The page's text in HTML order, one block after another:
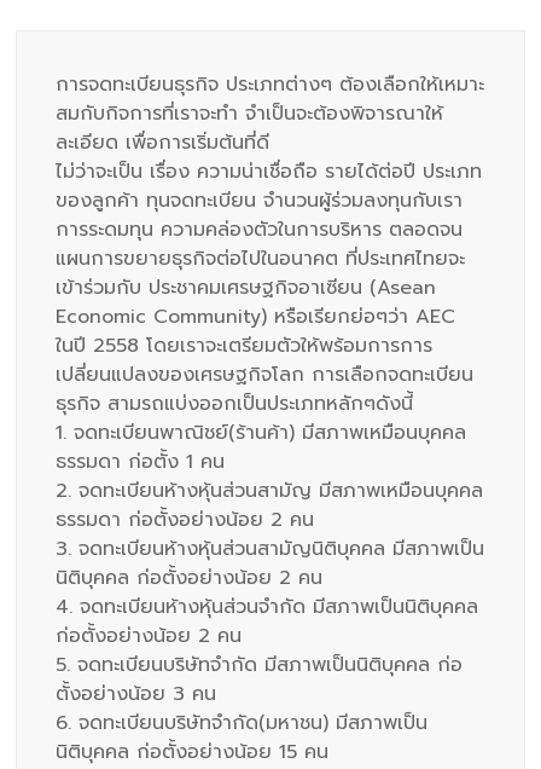
การจดทะเบียนธุรกิจ ประเภทต่างๆ ต้องเลือกให้เหมาะ
สมกับกิจการที่เราจะทำ จำเป็นจะต้องพิจารณาให้
ละเอียด เพื่อการเริ่มต้นที่ดี
ไม่ว่าจะเป็น เรื่อง ความน่าเชื่อถือ รายได้ต่อปี ประเภท
ของลูกค้า ทุนจดทะเบียน จำนวนผู้ร่วมลงทุนกับเรา
การระดมทุน ความคล่องตัวในการบริหาร ตลอดจน
แผนการขยายธุรกิจต่อไปในอนาคต ที่ประเทศไทยจะ
เข้าร่วมกับ ประชาคมเศรษฐกิจอาเซียน (Asean
Economic Community) หรือเรียกย่อๆว่า AEC
ในปี 2558 โดยเราจะเตรียมตัวให้พร้อมการการ
เปลี่ยนแปลงของเศรษฐกิจโลก การเลือกจดทะเบียน
ธุรกิจ สามรถแบ่งออกเป็นประเภทหลักๆดังนี้
1. จดทะเบียนพาณิชย์(ร้านค้า) มีสภาพเหมือนบุคคล
ธรรมดา ก่อตั้ง 1 คน
2. จดทะเบียนห้างหุ้นส่วนสามัญ มีสภาพเหมือนบุคคล
ธรรมดา ก่อตั้งอย่างน้อย 2 คน
3. จดทะเบียนห้างหุ้นส่วนสามัญนิติบุคคล มีสภาพเป็น
นิติบุคคล ก่อตั้งอย่างน้อย 2 คน
4. จดทะเบียนห้างหุ้นส่วนจำกัด มีสภาพเป็นนิติบุคคล
ก่อตั้งอย่างน้อย 2 คน
5. จดทะเบียนบริษัทจำกัด มีสภาพเป็นนิติบุคคล ก่อ
ตั้งอย่างน้อย 3 คน
6. จดทะเบียนบริษัทจำกัด(มหาชน) มีสภาพเป็น
นิติบุคคล ก่อตั้งอย่างน้อย 15 คน